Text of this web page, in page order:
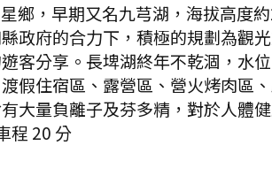
鄉，早期又名九芎湖，海拔高度
政府的合力下，積極的規劃為觀
客分享。長埤湖終年不乾涸，
假住宿區、露營區、營火烤肉
大量負離子及芬多精，對於人體
程 20 分